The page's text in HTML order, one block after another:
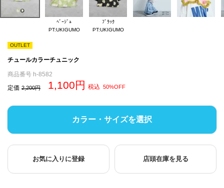
ﾍﾞｰｼﾞｭ
PT:UKIGUMO
ﾌﾞﾗｯｸ
PT:UKIGUMO
OUTLET
チュールカラーチュニック
商品番号 h-8582
定価 2,200 1,100 税込 50%OFF
カラー・サイズを選択
お気に入りに登録 店頭在庫を見る